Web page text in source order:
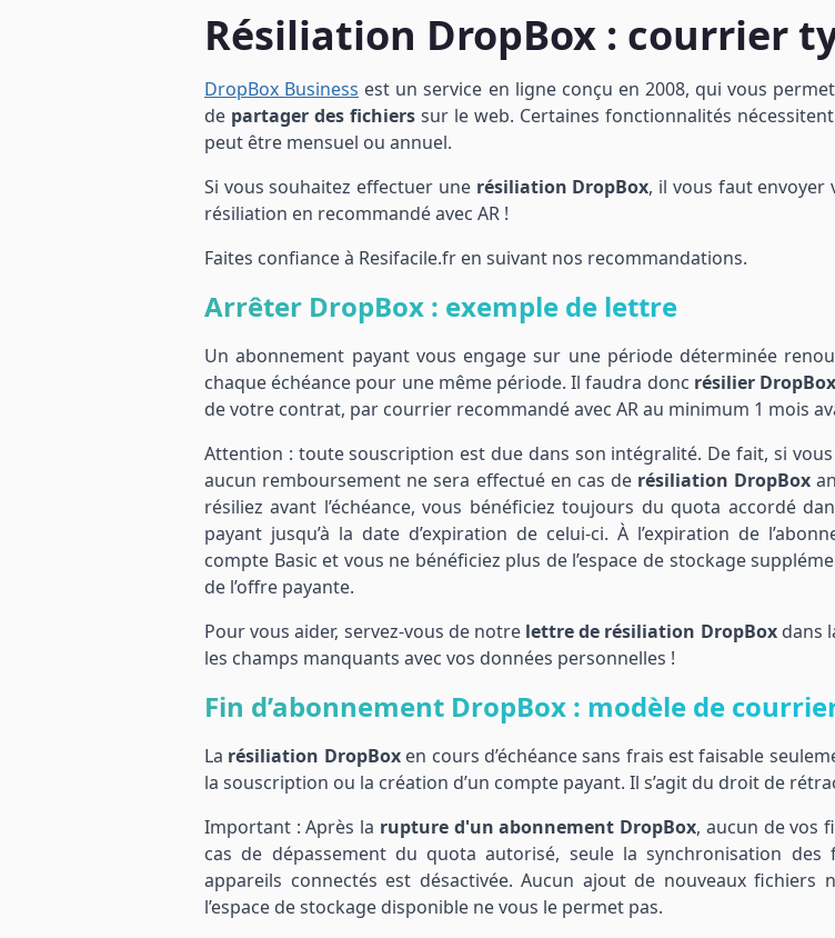
Résiliation DropBox : courrier
DropBox Business est un service en ligne conçu en 2008, qui vous
de partager des fichierssur le web. Certaines fonctionnalités
peut être mensuel ou annuel.
Si vous souhaitez effectuer une résiliation DropBox, il vous faut
résiliation en recommandé avec AR !
Faites confiance à Resifacile.fr en suivant nos recommandations.
Arrêter DropBox : exemple de lettre
Un abonnement payant vous engage sur une période déterminée
chaque échéance pour une même période. Il faudra donc résilier DropBox
de votre contrat, par courrier recommandé avec AR au minimum 1 mois
Attention : toute souscription est due dans son intégralité. De fait, si
aucun remboursement ne sera effectué en cas de résiliation DropBox
résiliez avant l’échéance, vous bénéficiez toujours du quota accordé
payant jusqu’à la date d’expiration de celui-ci. À l’expiration de
compte Basic et vous ne bénéficiez plus de l’espace de stockage
de l’offre payante.
Pour vous aider, servez-vous de notre lettre de résiliation DropBoxdans
les champs manquants avec vos données personnelles !
Fin d’abonnement DropBox : modèle de
La résiliation DropBoxen cours d’échéance sans frais est faisable
la souscription ou la création d’un compte payant. Il s’agit du droit de
Important : Après la rupture d'un abonnement DropBox, aucun de vos
cas de dépassement du quota autorisé, seule la synchronisation
appareils connectés est désactivée. Aucun ajout de nouveaux
l’espace de stockage disponible ne vous le permet pas.